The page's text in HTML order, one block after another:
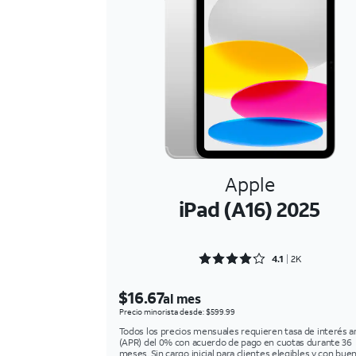
Apple
iPad (A16) 2025
Rated 4.1782 out of 5
4.1 2K
$16.67al mes
Precio minorista desde: $599.99
Todos los precios mensuales requieren tasa de interés
(APR) del 0% con acuerdo de pago en cuotas durante 36
meses. Sin cargo inicial para clientes elegibles y con